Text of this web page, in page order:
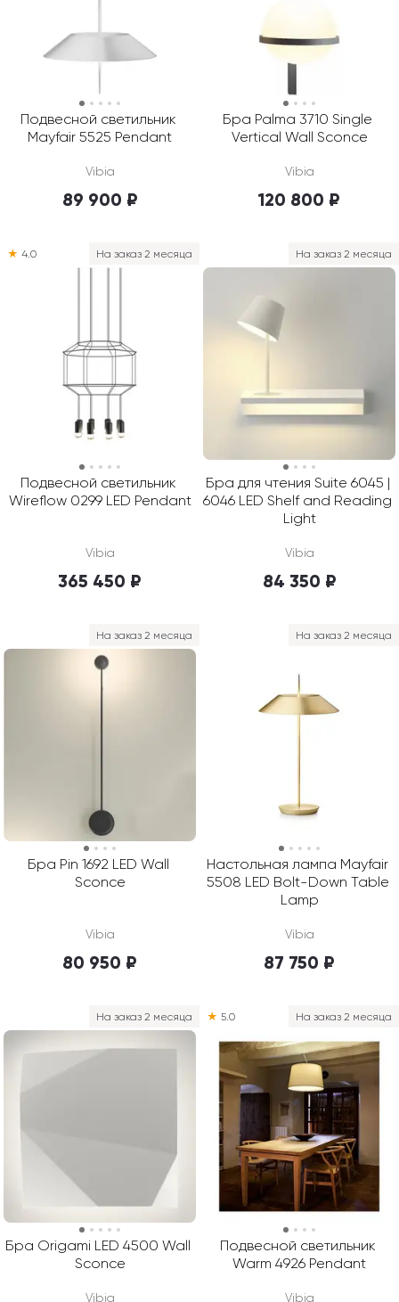
Подвесной светильник
Mayfair 5525 Pendant
Vibia
89 900 ₽
Бра Palma 3710 Single
Vertical Wall Sconce
Vibia
120 800 ₽
Подвесной светильник
Wireflow 0299 LED Pendant
Vibia
365 450 ₽
На заказ 2 месяца
★ 4.0
Бра для чтения Suite 6045 |
6046 LED Shelf and Reading
Light
Vibia
84 350 ₽
На заказ 2 месяца
Бра Pin 1692 LED Wall
Sconce
Vibia
80 950 ₽
На заказ 2 месяца
Настольная лампа Mayfair
5508 LED Bolt-Down Table
Lamp
Vibia
87 750 ₽
На заказ 2 месяца
Бра Origami LED 4500 Wall
Sconce
Vibia
На заказ 2 месяца
Подвесной светильник
Warm 4926 Pendant
Vibia
На заказ 2 месяца
★ 5.0